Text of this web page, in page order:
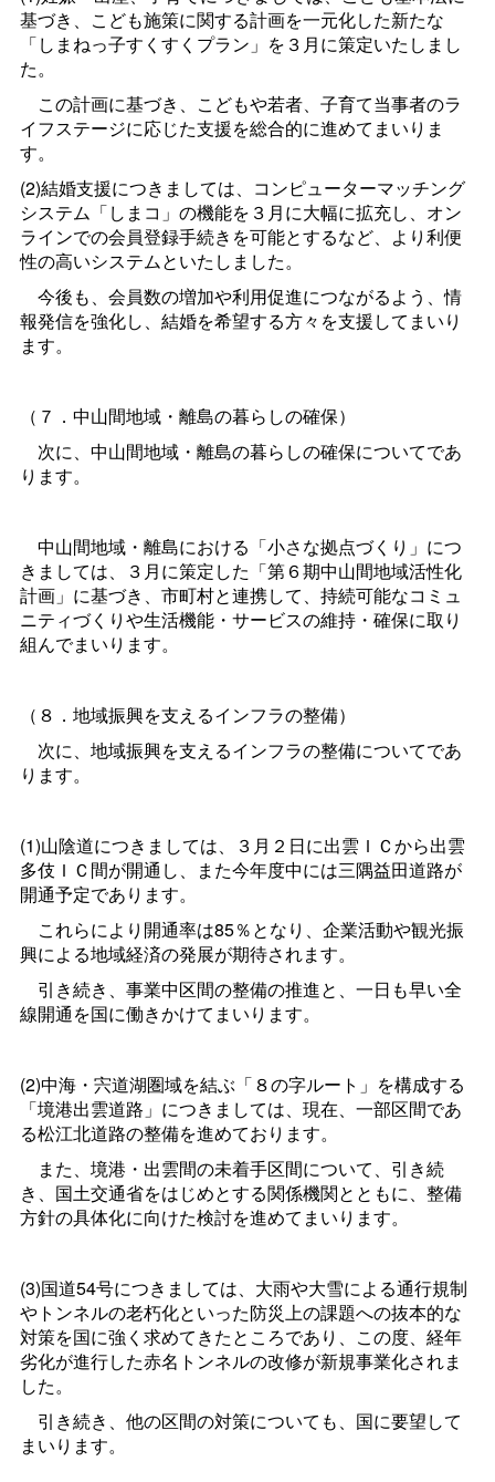
基づき、こども施策に関する計画を一元化した新たな
「しまねっ子すくすくプラン」を３月に策定いたしまし
た。
この計画に基づき、こどもや若者、子育て当事者のラ
イフステージに応じた支援を総合的に進めてまいりま
す。
(2)結婚支援につきましては、コンピューターマッチング
システム「しまコ」の機能を３月に大幅に拡充し、オン
ラインでの会員登録手続きを可能とするなど、より利便
性の高いシステムといたしました。
今後も、会員数の増加や利用促進につながるよう、情
報発信を強化し、結婚を希望する方々を支援してまいり
ます。
（７．中山間地域・離島の暮らしの確保）
次に、中山間地域・離島の暮らしの確保についてであ
ります。
中山間地域・離島における「小さな拠点づくり」につ
きましては、３月に策定した「第６期中山間地域活性化
計画」に基づき、市町村と連携して、持続可能なコミュ
ニティづくりや生活機能・サービスの維持・確保に取り
組んでまいります。
（８．地域振興を支えるインフラの整備）
次に、地域振興を支えるインフラの整備についてであ
ります。
(1)山陰道につきましては、３月２日に出雲ＩＣから出雲
多伎ＩＣ間が開通し、また今年度中には三隅益田道路が
開通予定であります。
これらにより開通率は85％となり、企業活動や観光振
興による地域経済の発展が期待されます。
引き続き、事業中区間の整備の推進と、一日も早い全
線開通を国に働きかけてまいります。
(2)中海・宍道湖圏域を結ぶ「８の字ルート」を構成する
「境港出雲道路」につきましては、現在、一部区間であ
る松江北道路の整備を進めております。
また、境港・出雲間の未着手区間について、引き続
き、国土交通省をはじめとする関係機関とともに、整備
方針の具体化に向けた検討を進めてまいります。
(3)国道54号につきましては、大雨や大雪による通行規制
やトンネルの老朽化といった防災上の課題への抜本的な
対策を国に強く求めてきたところであり、この度、経年
劣化が進行した赤名トンネルの改修が新規事業化されま
した。
引き続き、他の区間の対策についても、国に要望して
まいります。